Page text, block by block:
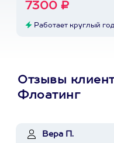
7300 ₽
Работает круглый
Отзывы
Флоатинг
Вера П.